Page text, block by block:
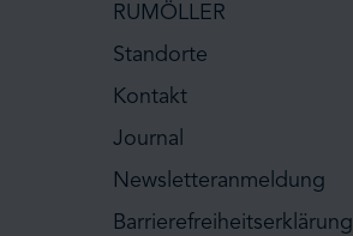
RUMÖLLER
Standorte
Kontakt
Journal
Newsletteranmeldung
Barrierefreiheitserklärung